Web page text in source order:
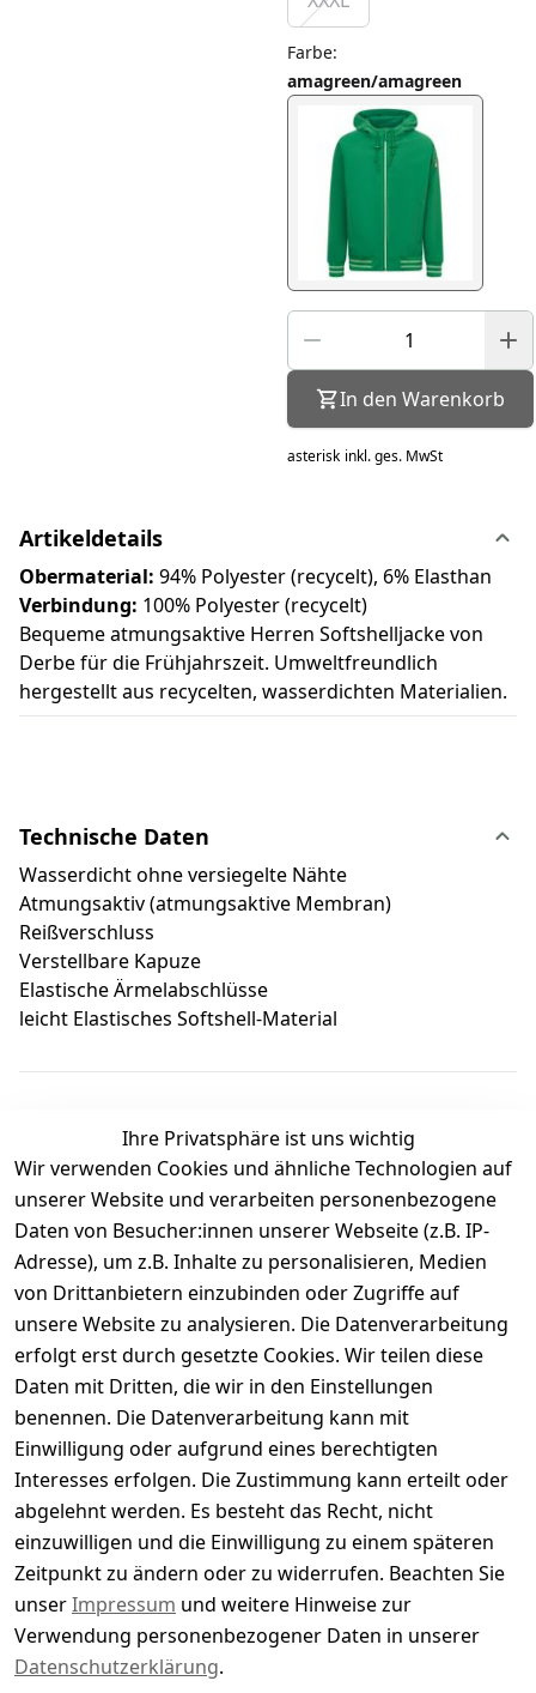
Farbe:
amagreen/amagreen
In den Warenkorb
asterisk inkl. ges. MwSt
Artikeldetails
Obermaterial: 94% Polyester (recycelt), 6% Elasthan
Verbindung: 100% Polyester (recycelt)
Bequeme atmungsaktive Herren Softshelljacke von
Derbe für die Frühjahrszeit. Umweltfreundlich
hergestellt aus recycelten, wasserdichten Materialien.
Technische Daten
Wasserdicht ohne versiegelte Nähte
Atmungsaktiv (atmungsaktive Membran)
Reißverschluss
Verstellbare Kapuze
Elastische Ärmelabschlüsse
leicht Elastisches Softshell-Material
Kundenbewertungen
Durchschnittliche Bewertung
0
Basierend auf 0 Bewertung(en)
Bewertung abgeben
5
( 0 )
4
( 0 )
3
( 0 )
2
( 0 )
1
( 0 )
Es hat noch niemand eine Bewertung für diesen
Artikel abgegeben
Ihre Privatsphäre ist uns wichtig
Wir verwenden Cookies und ähnliche Technologien auf
unserer Website und verarbeiten personenbezogene
Daten von Besucher:innen unserer Webseite (z.B. IP-
Adresse), um z.B. Inhalte zu personalisieren, Medien
von Drittanbietern einzubinden oder Zugriffe auf
unsere Website zu analysieren. Die Datenverarbeitung
erfolgt erst durch gesetzte Cookies. Wir teilen diese
Daten mit Dritten, die wir in den Einstellungen
benennen. Die Datenverarbeitung kann mit
Einwilligung oder aufgrund eines berechtigten
Interesses erfolgen. Die Zustimmung kann erteilt oder
abgelehnt werden. Es besteht das Recht, nicht
einzuwilligen und die Einwilligung zu einem späteren
Zeitpunkt zu ändern oder zu widerrufen. Beachten Sie
unserImpressum und weitere Hinweise zur
Verwendung personenbezogener Daten in unserer
Datenschutzerklärung.